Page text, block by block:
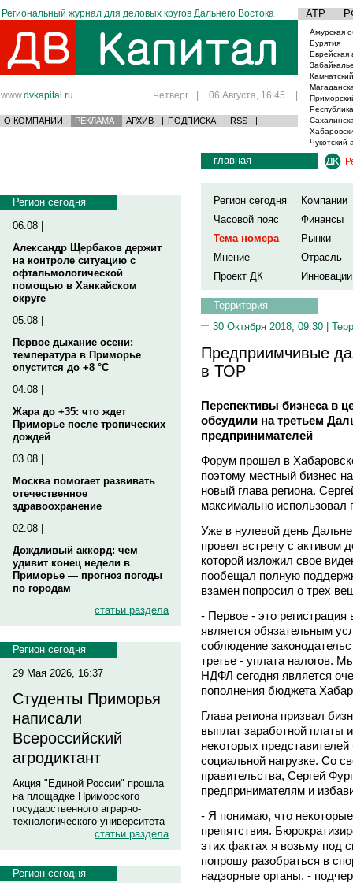
Региональный журнал для деловых кругов Дальнего Востока АТР
www.dvkapital.ru Четверг | 06 Августа, 16:45 |
О КОМПАНИИ РЕКЛАМА АРХИВ | ПОДПИСКА | RSS |
Амурская
Бурятия
Еврейская
Чукотский
Регион сегодня
06.08 |
Александр Щербаков держит
на контроле ситуацию с
офтальмологической
помощью в Ханкайском
округе
05.08 |
Первое дыхание осени:
температура в Приморье
опустится до +8 °C
04.08 |
Жара до +35: что ждет
Приморье после тропических
дождей
03.08 |
Москва помогает развивать
отечественное
здравоохранение
02.08 |
Дождливый аккорд: чем
удивит конец недели в
Приморье — прогноз погоды
по городам
статьи раздела
Регион сегодня
29 Мая 2026, 16:37
Студенты Приморья
написали
Всероссийский
агродиктант
Акция "Единой России" прошла
на площадке Приморского
государственного аграрно-
технологического университета
статьи раздела
Регион сегодня
главная
Регион сегодня
Компании
Часовой пояс
Финансы
Тема номера
Рынки
Мнение
Отрасль
Проект ДК
Инновации
Территория
30 Октября 2018, 09:30 |
Предприимчивые
в ТОР
Перспективы бизнеса в
обсудили на третьем
предпринимателей
Форум прошел в
поэтому местный бизнес
новый глава региона.
максимально
Уже в нулевой день
провел встречу с активом
которой изложил свое
пообещал полную
взамен попросил о трех
- Первое - это
является обязательным
соблюдение
третье - уплата налогов.
НДФЛ сегодня является
пополнения бюджета
Глава региона призвал
выплат заработной платы
некоторых
социальной нагрузке. Со
правительства, Сергей
предпринимателям и
- Я понимаю, что
препятствия.
этих фактах я возьму под
попрошу разобраться в
надзорные органы, -